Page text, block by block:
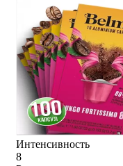
Интенсивность
8